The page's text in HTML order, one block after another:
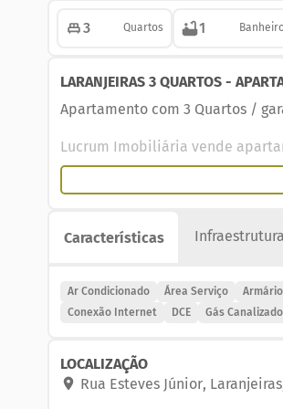
3 Quartos 1
LARANJEIRAS 3 QUARTOS -
Apartamento com 3 Quartos /
Lucrum Imobiliária vende
1 banheiro social e lavabo;
1 vaga de garagem registrada
Prédio com portaria 24h, área
importunações, da vida boêmia
Características Infraestrutura
Ar Condicionado Área Serviço
Conexão Internet
DCE Gás Canalizado
LOCALIZAÇÃO
Rua Esteves Júnior, Laranjeiras